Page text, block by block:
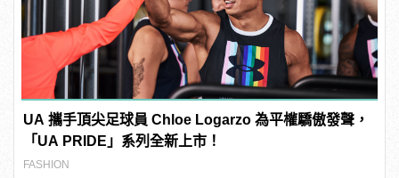
UA 攜手頂尖足球員 Chloe Logarzo 為平權驕傲發聲，
「UA PRIDE」系列全新上市！
FASHION